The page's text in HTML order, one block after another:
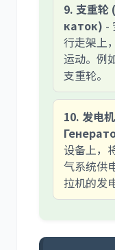
9. 支重
каток) -
行走架上
运动。例
支重轮。
10. 发电
设备上，
气系统供
拉机的发